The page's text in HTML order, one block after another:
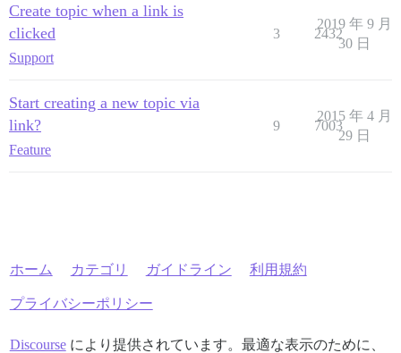
Create topic when a link is
clicked
Support
3 2432
2019 年 9 月
30 日
Start creating a new topic via
link?
Feature
9 7003
2015 年 4 月
29 日
ホーム カテゴリ ガイドライン 利用規約
プライバシーポリシー
Discourseにより提供されています。最適な表示のために、